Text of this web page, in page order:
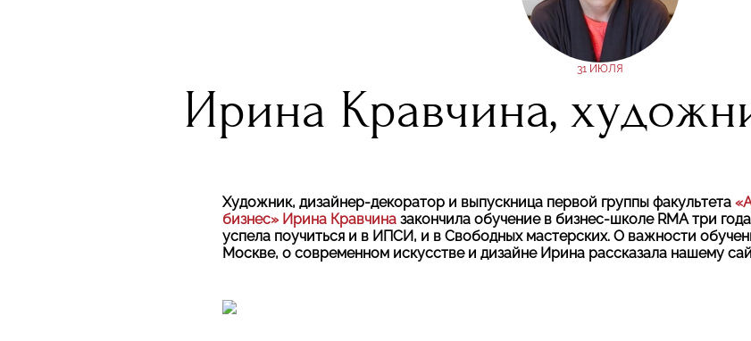
31 ИЮЛЯ
Ирина Кравчина,
Художник, дизайнер-декоратор и выпускница первой группы факультета
бизнес» Ирина Кравчина закончила обучение в бизнес-школе RMA три
успела поучиться и в ИПСИ, и в Свободных мастерских. О важности
Москве, о современном искусстве и дизайне Ирина рассказала нашему